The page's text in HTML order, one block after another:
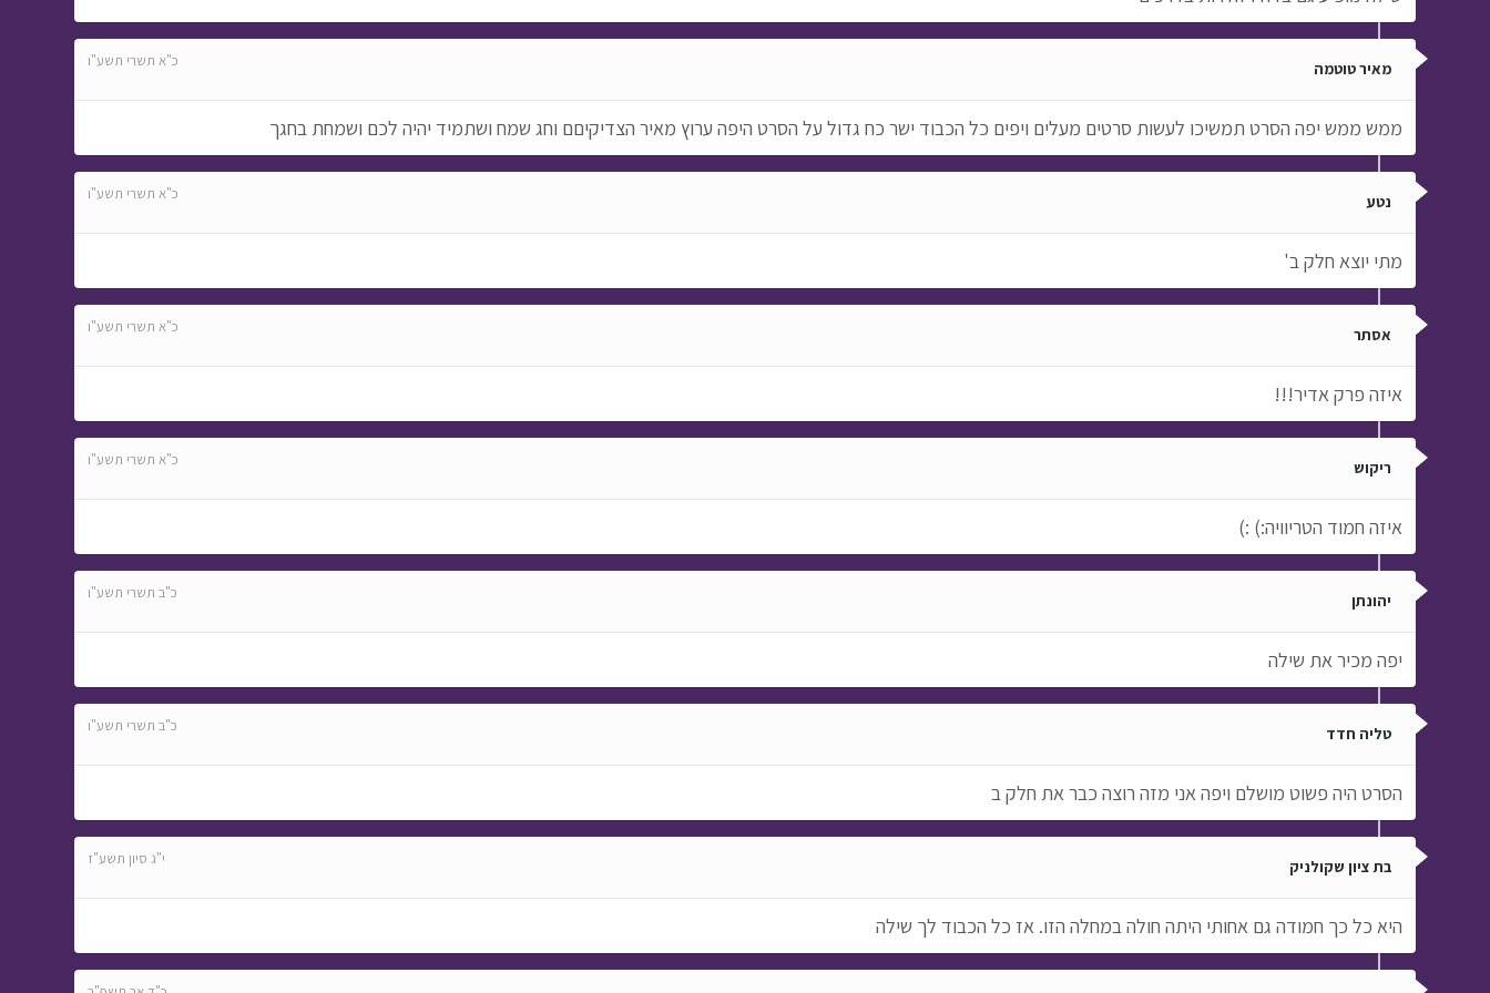
מאיר טוטמה כ"א תשרי תשע"ו
ממש ממש יפה הסרט תמשיכו לעשות סרטים מעלים ויפים כל הכבוד ישר כח גדול על הסרט היפה ערוץ מאיר הצדיקיםם וחג שמח ושתמיד יהיה לכם ושמחת בחגך
נטע כ"א תשרי תשע"ו
מתי יוצא חלק ב'
אסתר כ"א תשרי תשע"ו
איזה פרק אדיר!!!
ריקוש כ"א תשרי תשע"ו
איזה חמוד הטריוויה:) :)
יהונתן כ"ב תשרי תשע"ו
יפה מכיר את שילה
טליה חדד כ"ב תשרי תשע"ו
הסרט היה פשוט מושלם ויפה אני מזה רוצה כבר את חלק ב
בת ציון שקולניק י"ג סיון תשע"ז
היא כל כך חמודה גם אחותי היתה חולה במחלה הזו. אז כל הכבוד לך שילה